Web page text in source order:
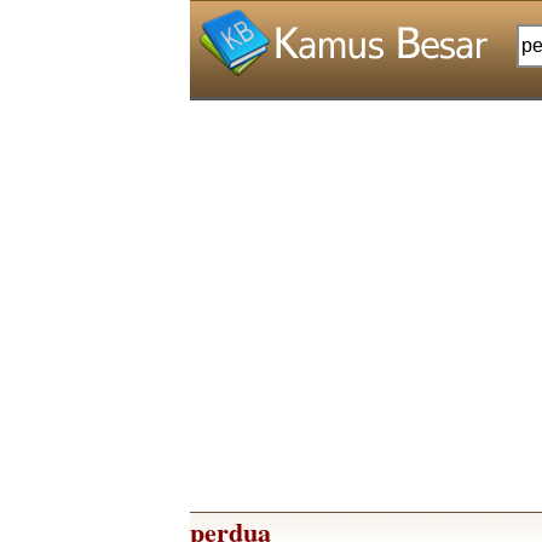
perdua